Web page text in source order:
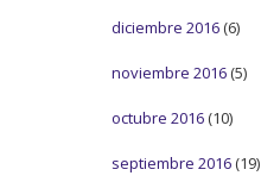
diciembre 2016 (6)
noviembre 2016 (5)
octubre 2016 (10)
septiembre 2016 (19)